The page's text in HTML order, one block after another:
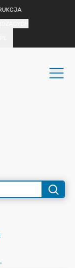
SKRZESZEWIE